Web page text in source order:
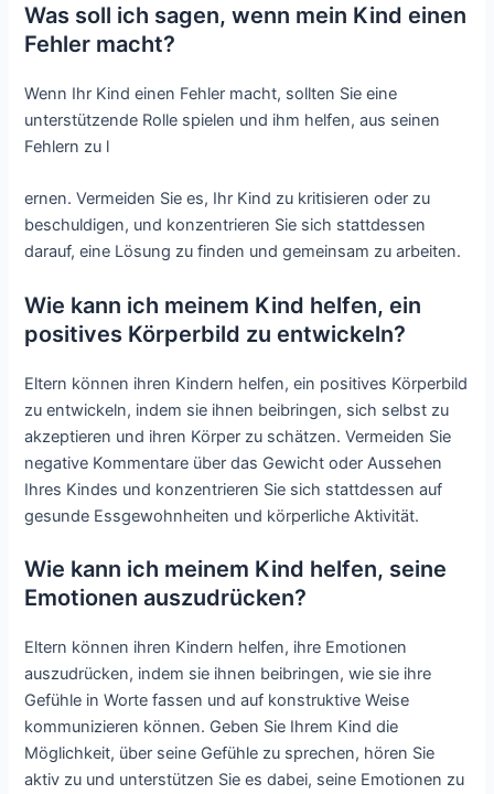
Was soll ich sagen, wenn mein Kind einen
Fehler macht?
Wenn Ihr Kind einen Fehler macht, sollten Sie eine
unterstützende Rolle spielen und ihm helfen, aus seinen
Fehlern zu l
ernen. Vermeiden Sie es, Ihr Kind zu kritisieren oder zu
beschuldigen, und konzentrieren Sie sich stattdessen
darauf, eine Lösung zu finden und gemeinsam zu arbeiten.
Wie kann ich meinem Kind helfen, ein
positives Körperbild zu entwickeln?
Eltern können ihren Kindern helfen, ein positives Körperbild
zu entwickeln, indem sie ihnen beibringen, sich selbst zu
akzeptieren und ihren Körper zu schätzen. Vermeiden Sie
negative Kommentare über das Gewicht oder Aussehen
Ihres Kindes und konzentrieren Sie sich stattdessen auf
gesunde Essgewohnheiten und körperliche Aktivität.
Wie kann ich meinem Kind helfen, seine
Emotionen auszudrücken?
Eltern können ihren Kindern helfen, ihre Emotionen
auszudrücken, indem sie ihnen beibringen, wie sie ihre
Gefühle in Worte fassen und auf konstruktive Weise
kommunizieren können. Geben Sie Ihrem Kind die
Möglichkeit, über seine Gefühle zu sprechen, hören Sie
aktiv zu und unterstützen Sie es dabei, seine Emotionen zu